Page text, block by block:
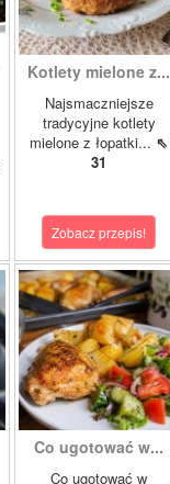
Kotlety mielone z...
Najsmaczniejsze
tradycyjne kotlety
mielone z łopatki... ⇖
31
Zobacz przepis!
Co ugotować w...
Co ugotować w